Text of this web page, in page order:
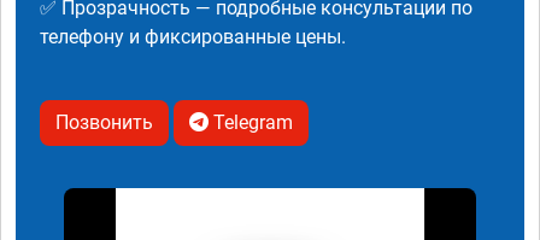
✅ Прозрачность — подробные консультации по
телефону и фиксированные цены.
Позвонить Telegram